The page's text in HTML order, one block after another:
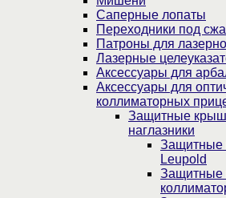
Саперные лопаты
Переходники под
Патроны для
Лазерные
Аксессуары для
Аксессуары для
коллиматорных
Защитные
наглазники
Защитные
Leupold
Защитные